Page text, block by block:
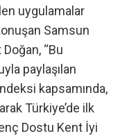
uygulamalar
Samsun
“Bu
paylaşılan
kapsamında,
Türkiye’de ilk
Dostu Kent İyi